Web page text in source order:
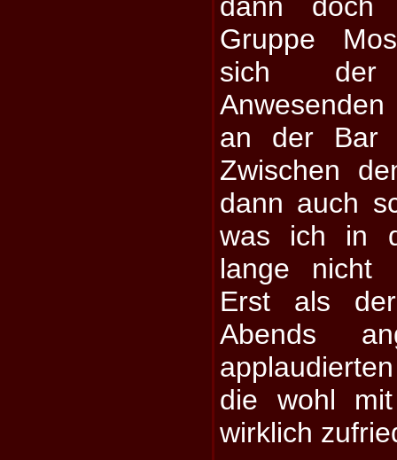
Gruppe
sich der
an der Bar
Zwischen
dann auch
was ich in
lange nicht
Erst als
Abends
die wohl
wirklich